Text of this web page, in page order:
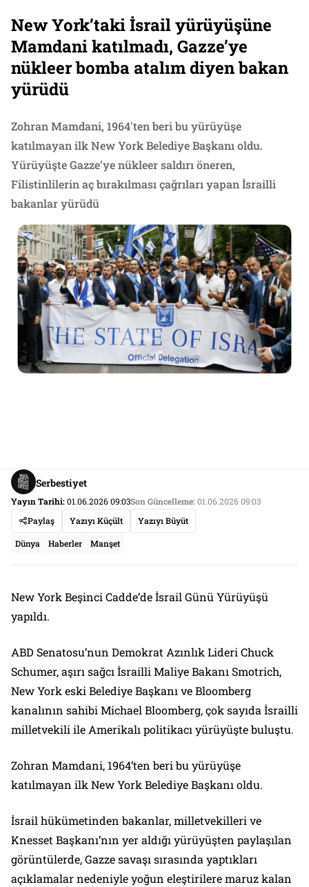
New York’taki İsrail yürüyüşüne
Mamdani katılmadı, Gazze’ye
nükleer bomba atalım diyen bakan
yürüdü
Zohran Mamdani, 1964'ten beri bu yürüyüşe
katılmayan ilk New York Belediye Başkanı oldu.
Yürüyüşte Gazze’ye nükleer saldırı öneren,
Filistinlilerin aç bırakılması çağrıları yapan İsrailli
bakanlar yürüdü
Serbestiyet
Yayın Tarihi:01.06.2026 09:03Son Güncelleme:01.06.2026 09:03
Paylaş
Yazıyı Küçült Yazıyı Büyüt
Dünya Haberler Manşet
New York Beşinci Cadde’de İsrail Günü Yürüyüşü
yapıldı.
ABD Senatosu’nun Demokrat Azınlık Lideri Chuck
Schumer, aşırı sağcı İsrailli Maliye Bakanı Smotrich,
New York eski Belediye Başkanı ve Bloomberg
kanalının sahibi Michael Bloomberg, çok sayıda İsrailli
milletvekili ile Amerikalı politikacı yürüyüşte buluştu.
Zohran Mamdani, 1964’ten beri bu yürüyüşe
katılmayan ilk New York Belediye Başkanı oldu.
İsrail hükümetinden bakanlar, milletvekilleri ve
Knesset Başkanı’nın yer aldığı yürüyüşten paylaşılan
görüntülerde, Gazze savaşı sırasında yaptıkları
açıklamalar nedeniyle yoğun eleştirilere maruz kalan